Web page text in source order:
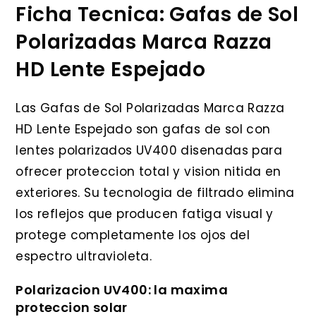
Ficha Tecnica: Gafas de Sol
Polarizadas Marca Razza
HD Lente Espejado
Las Gafas de Sol Polarizadas Marca Razza
HD Lente Espejado son gafas de sol con
lentes polarizados UV400 disenadas para
ofrecer proteccion total y vision nitida en
exteriores. Su tecnologia de filtrado elimina
los reflejos que producen fatiga visual y
protege completamente los ojos del
espectro ultravioleta.
Polarizacion UV400: la maxima
proteccion solar